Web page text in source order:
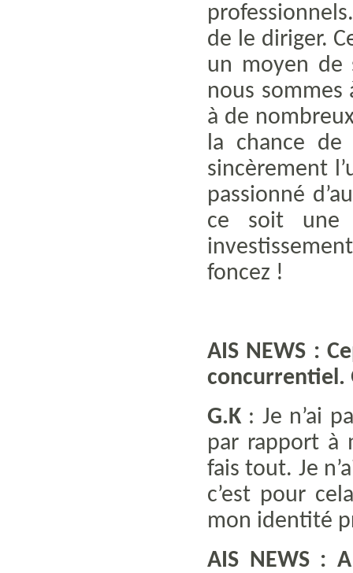
de le diriger.
un moyen de
nous sommes
à de
la chance de
sincèrement
passionné
ce soit une
foncez !
AIS NEWS :
concurrentiel.
G.K : Je n’ai
par rapport à
fais tout. Je
c’est pour
mon identité
AIS NEWS :